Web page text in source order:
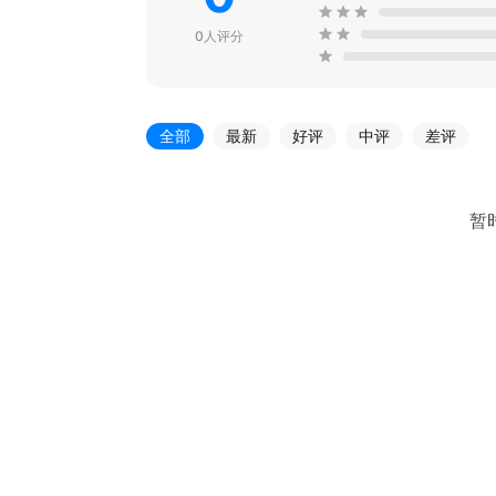
0人评分
全部 最新 好评 中评 差评